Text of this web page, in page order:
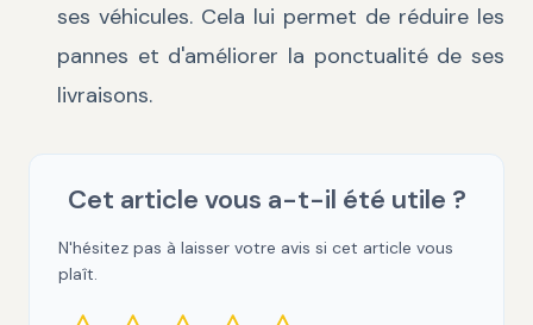
ses véhicules. Cela lui permet de réduire les
pannes et d'améliorer la ponctualité de ses
livraisons.
Cet article vous a-t-il été utile ?
N'hésitez pas à laisser votre avis si cet article vous
plaît.